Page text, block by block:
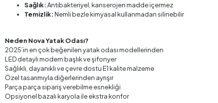
Sağlık:Antibakteriyel, kanserojen madde içermez
Temizlik:Nemli bezle kimyasal kullanmadan silinebilir
Neden Nova Yatak Odası?
2025’in en çok beğenilen yatak odası modellerinden
LED detaylı modern başlık ve şifonyer
Sağlıklı, dayanıklı ve çevre dostu E1 kalite malzeme
Özel tasarımıyla diğerlerinden ayrışır
Parça parça sipariş verebilme esnekliği
Opsiyonel bazalı karyola ile ekstra konfor